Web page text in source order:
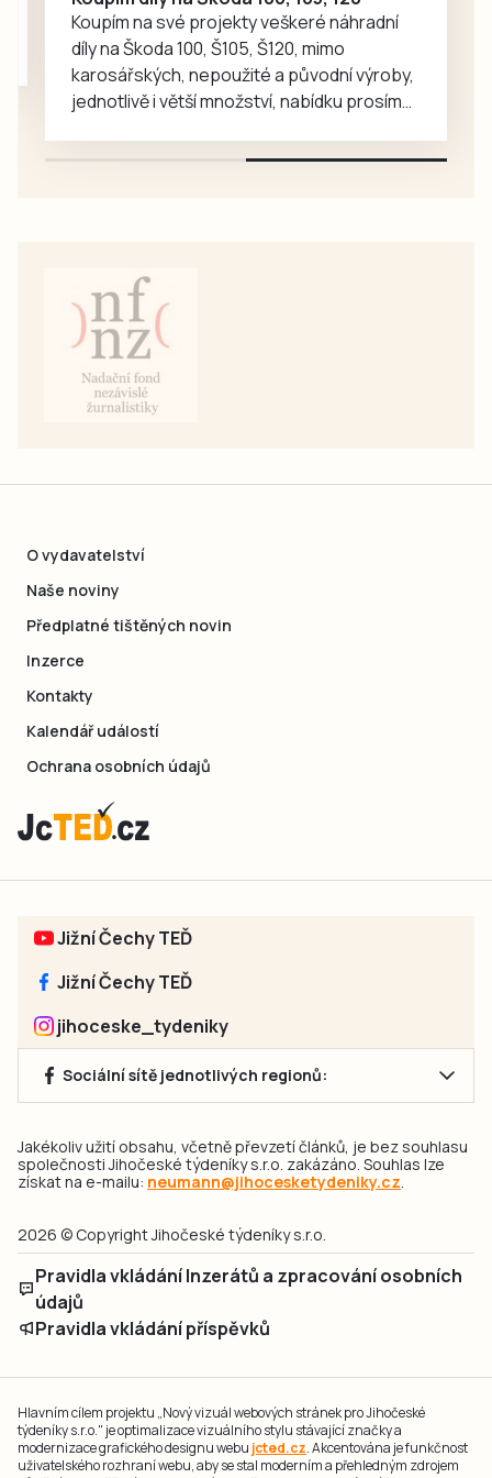
Koupím na své projekty veškeré náhradní
díly na Škoda 100, Š105, Š120, mimo
karosářských, nepoužité a původní výroby,
jednotlivě i větší množství, nabídku prosím
O vydavatelství
Naše noviny
Předplatné tištěných novin
Inzerce
Kontakty
Kalendář událostí
Ochrana osobních údajů
Jižní Čechy TEĎ
Jižní Čechy TEĎ
jihoceske_tydeniky
Sociální sítě jednotlivých regionů:
Jakékoliv užití obsahu, včetně převzetí článků, je bez souhlasu
společnosti Jihočeské týdeníky s.r.o. zakázáno. Souhlas lze
získat na e-mailu: neumann@jihocesketydeniky.cz
2026 © Copyright Jihočeské týdeníky s.r.o.
Pravidla vkládání Inzerátů a zpracování osobních
údajů
Pravidla vkládání příspěvků
Hlavním cílem projektu „Nový vizuál webových stránek pro Jihočeské
týdeníky s.r.o." je optimalizace vizuálního stylu stávající značky a
modernizace grafického designu webu jcted.cz. Akcentována je funkčnost
uživatelského rozhraní webu, aby se stal moderním a přehledným zdrojem